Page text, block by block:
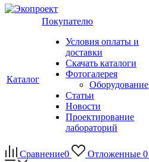
Каталог
Покупателю
Условия оплаты и
доставки
Скачать каталоги
Фотогалерея
Оборудование
Статьи
Новости
Проектирование
лабораторий
Сравнение0 Отложенные 0